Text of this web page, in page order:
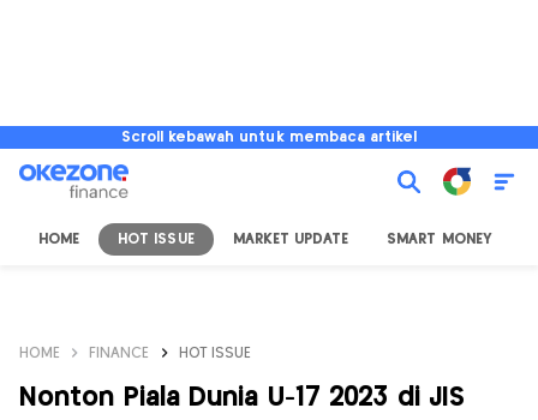
Scroll kebawah untuk membaca artikel
HOME HOT ISSUE MARKET UPDATE SMART MONEY
HOME FINANCE HOT ISSUE
Nonton Piala Dunia U-17 2023 di JIS